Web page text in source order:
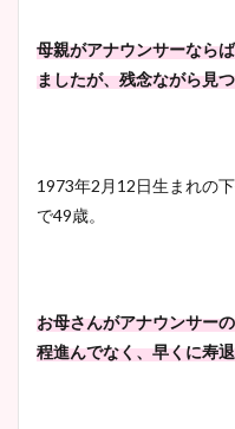
母親がアナウンサーなら
ましたが、残念ながら見
1973年2月12日生まれの
で49歳。
お母さんがアナウンサー
程進んでなく、早くに寿